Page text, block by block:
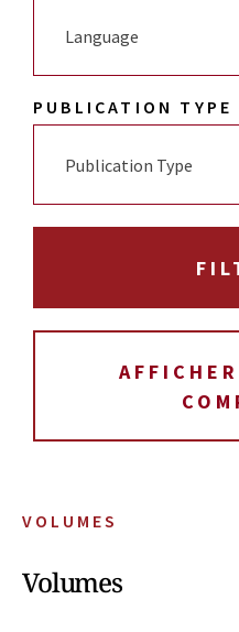
VOLUMES
Volumes
Language
PUBLICATION TYPE
Publication Type